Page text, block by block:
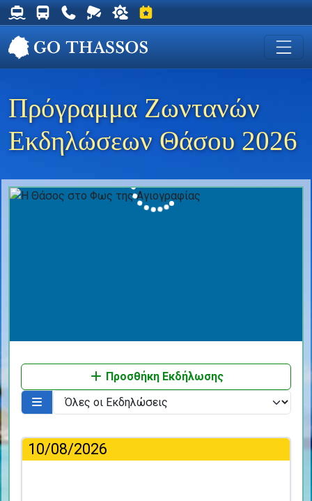
Δρομολόγια Φέρυ για Θάσο
Δρομολόγια Λεωφορείων Θάσου
Χρήσιμα Τηλέφωνα
Ζωντανή Κάμερα στη Χρυσή Ακτή
Ο καιρός στη Θάσο
Εκδηλώσεις στη Θάσο
Πρόγραμμα Ζωντανών
Εκδηλώσεων Θάσου 2026
Προσθήκη Εκδήλωσης
10/08/2026